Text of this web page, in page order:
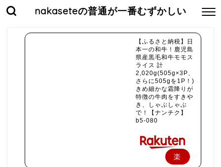
nakaseteの普通が一番むずかしい
【ふるさと納税】日
本一の和牛！鹿児島
県産黒毛和牛モモス
ライス 計
2,020g(505g×3P、
さらに505gを1P！)
きめ細かな霜降りが
特徴の牛肉をすきや
き、しゃぶしゃぶ
で！【ナンチク】
b5-080
楽